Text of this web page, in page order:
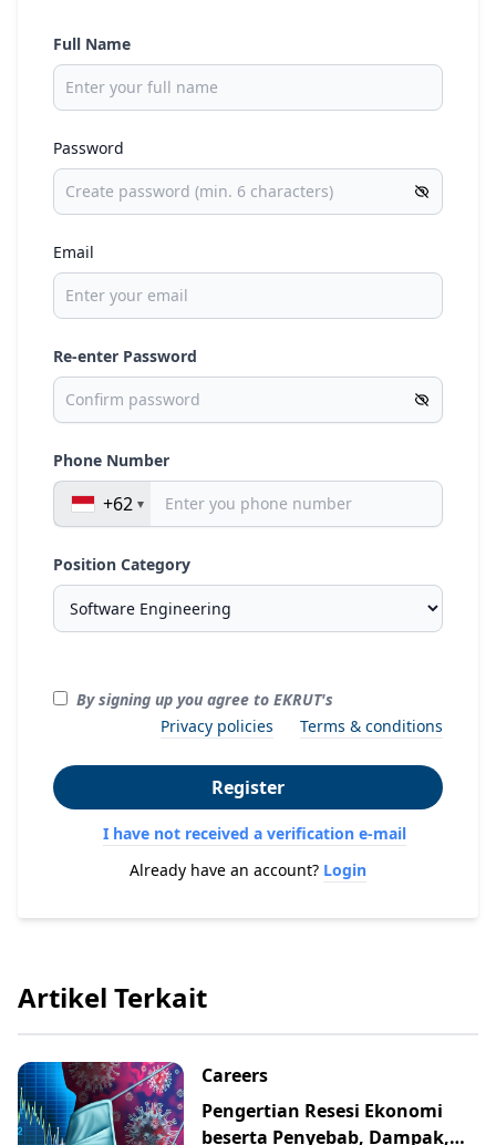
Full Name
Password
Email
Re-enter Password
Phone Number
+62
Position Category
By signing up you agree to EKRUT's
Privacy policies
Terms & conditions
Register
I have not received a verification e-mail
Already have an account? Login
Artikel Terkait
Careers
Pengertian Resesi Ekonomi
beserta Penyebab, Dampak,